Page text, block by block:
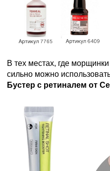
В тех местах, где
сильно можно
Бустер с ретиналем от